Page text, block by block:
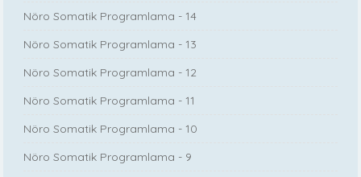
Nöro Somatik Programlama - 14
Nöro Somatik Programlama - 13
Nöro Somatik Programlama - 12
Nöro Somatik Programlama - 11
Nöro Somatik Programlama - 10
Nöro Somatik Programlama - 9